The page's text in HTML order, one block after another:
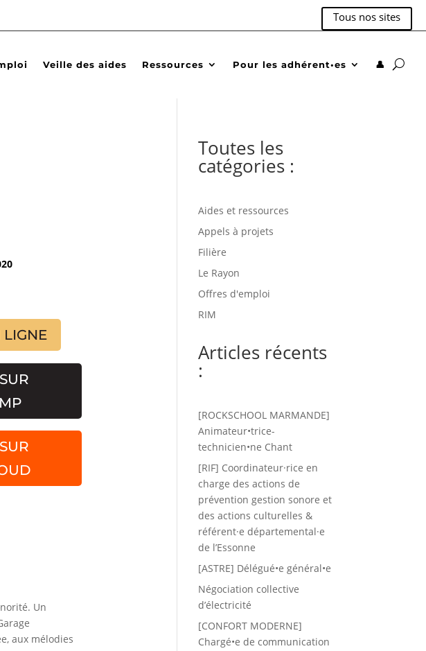
Tous nos sites
Veille des aides Ressources Pour les adhérent•es 👤
LIGNE
Un
aux mélodies
Toutes les
catégories :
Aides et ressources
Appels à projets
Filière
Le Rayon
Offres d'emploi
RIM
Articles récents
:
[ROCKSCHOOL MARMANDE]
Animateur•trice-
technicien•ne Chant
[RIF] Coordinateur·rice en
charge des actions de
prévention gestion sonore et
des actions culturelles &
référent·e départemental·e
de l’Essonne
[ASTRE] Délégué•e général•e
Négociation collective
d’électricité
[CONFORT MODERNE]
Chargé•e de communication